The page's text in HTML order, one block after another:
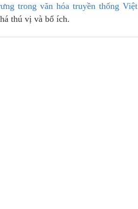
trong văn hóa truyền thống Việt
thú vị và bổ ích.